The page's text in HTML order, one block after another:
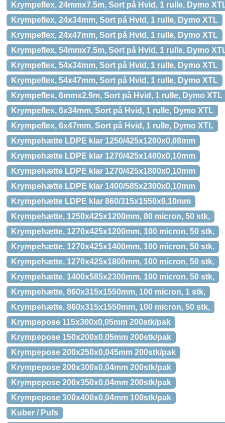
Krympeflex, 24mmx7.5m, Sort på Hvid, 1 rulle, Dymo
Krympeflex, 24x34mm, Sort på Hvid, 1 rulle, Dymo XTL
Krympeflex, 24x47mm, Sort på Hvid, 1 rulle, Dymo XTL
Krympeflex, 54mmx7.5m, Sort på Hvid, 1 rulle, Dymo
Krympeflex, 54x34mm, Sort på Hvid, 1 rulle, Dymo XTL
Krympeflex, 54x47mm, Sort på Hvid, 1 rulle, Dymo XTL
Krympeflex, 6mmx2.9m, Sort på Hvid, 1 rulle, Dymo XTL
Krympeflex, 6x34mm, Sort på Hvid, 1 rulle, Dymo XTL
Krympeflex, 6x47mm, Sort på Hvid, 1 rulle, Dymo XTL
Krympehætte LDPE klar 1250/425x1200x0,08mm
Krympehætte LDPE klar 1270/425x1400x0,10mm
Krympehætte LDPE klar 1270/425x1800x0,10mm
Krympehætte LDPE klar 1400/585x2300x0,10mm
Krympehætte LDPE klar 860/315x1550x0,10mm
Krympehætte, 1250x425x1200mm, 80 micron, 50 stk,
Krympehætte, 1270x425x1200mm, 100 micron, 50 stk,
Krympehætte, 1270x425x1400mm, 100 micron, 50 stk,
Krympehætte, 1270x425x1800mm, 100 micron, 50 stk,
Krympehætte, 1400x585x2300mm, 100 micron, 50 stk,
Krympehætte, 860x315x1550mm, 100 micron, 1 stk,
Krympehætte, 860x315x1550mm, 100 micron, 50 stk,
Krympepose 115x300x0,05mm 200stk/pak
Krympepose 150x200x0,05mm 200stk/pak
Krympepose 200x250x0,045mm 200stk/pak
Krympepose 200x300x0,04mm 200stk/pak
Krympepose 200x350x0,04mm 200stk/pak
Krympepose 300x400x0,04mm 100stk/pak
Kuber / Pufs